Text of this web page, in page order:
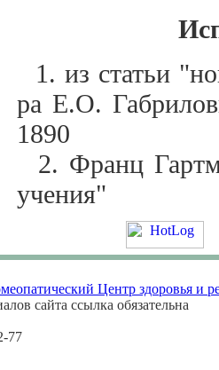
1. из статьи
ра Е.О.
1890
2. Франц
учения"
Центр здоровья и
сайта ссылка обязательна
77